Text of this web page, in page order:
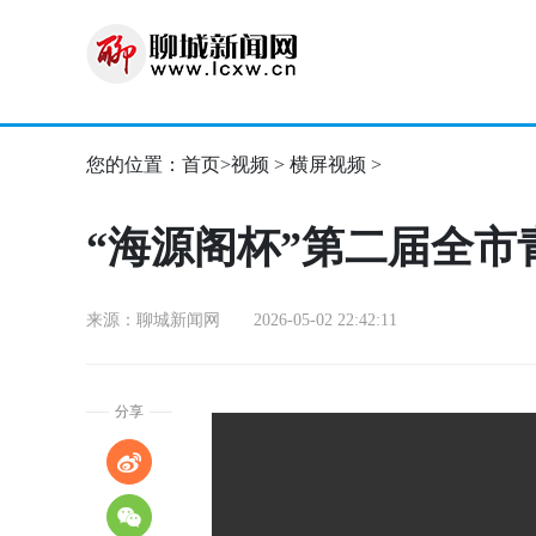
您的位置： 首页>视频 > 横屏视频 >
“海源阁杯”第二届全
来源：聊城新闻网 2026-05-02 22:42:11
分享